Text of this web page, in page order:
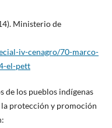
Ministerio de
iv-cenagro/70-marco-
el-pett
de los pueblos indígenas
la protección y promoción